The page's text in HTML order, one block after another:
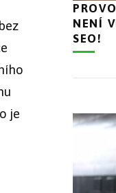
je
NENÍ
SEO!